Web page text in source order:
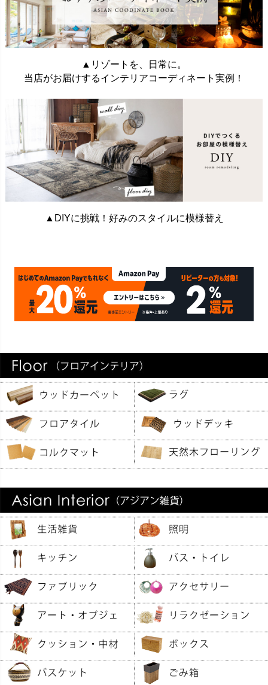
▲リゾートを、日常に。
当店がお届けするインテリアコーディネート実例！
▲DIYに挑戦！好みのスタイルに模様替え